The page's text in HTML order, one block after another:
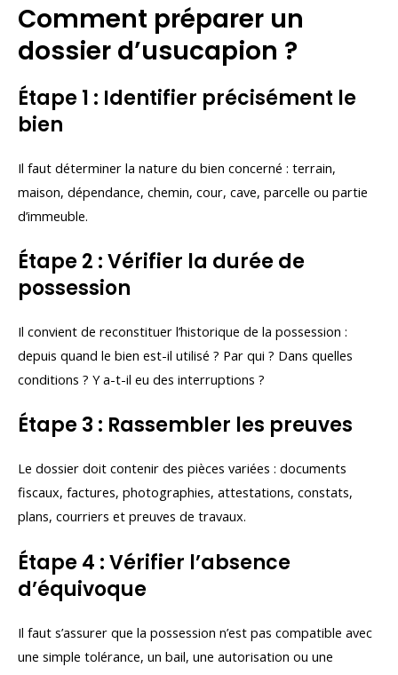
Comment préparer un
dossier d’usucapion ?
Étape 1 : Identifier précisément le
bien
Il faut déterminer la nature du bien concerné : terrain,
maison, dépendance, chemin, cour, cave, parcelle ou partie
d’immeuble.
Étape 2 : Vérifier la durée de
possession
Il convient de reconstituer l’historique de la possession :
depuis quand le bien est-il utilisé ? Par qui ? Dans quelles
conditions ? Y a-t-il eu des interruptions ?
Étape 3 : Rassembler les preuves
Le dossier doit contenir des pièces variées : documents
fiscaux, factures, photographies, attestations, constats,
plans, courriers et preuves de travaux.
Étape 4 : Vérifier l’absence
d’équivoque
Il faut s’assurer que la possession n’est pas compatible avec
une simple tolérance, un bail, une autorisation ou une